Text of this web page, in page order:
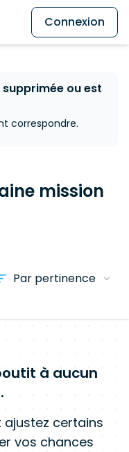
Connexion
ou est
correspondre.
mission
à aucun
certains
vos chances